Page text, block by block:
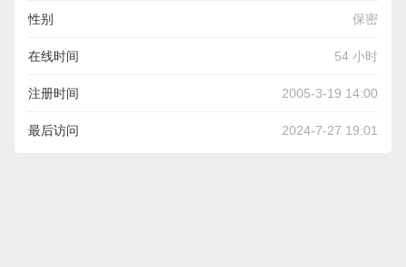
性别 保密
在线时间 54 小时
注册时间 2005-3-19 14:00
最后访问 2024-7-27 19:01